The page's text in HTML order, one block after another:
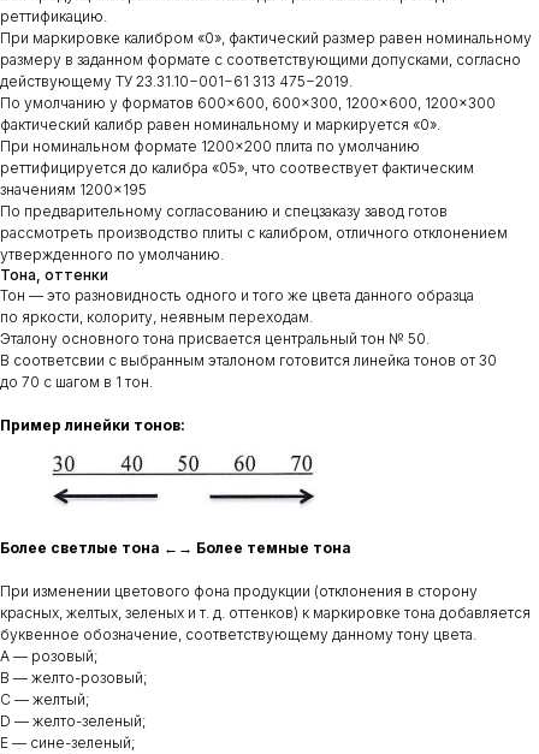
реттификацию.
При маркировке калибром «0», фактический размер равен номинальному
размеру в заданном формате с соответствующими допусками, согласно
действующему ТУ 23.31.10−001−61 313 475−2019.
По умолчанию у форматов 600×600, 600×300, 1200×600, 1200×300
фактический калибр равен номинальному и маркируется «0».
При номинальном формате 1200×200 плита по умолчанию
реттифицируется до калибра «05», что соотвествует фактическим
значениям 1200×195
По предварительному согласованию и спецзаказу завод готов
рассмотреть производство плиты с калибром, отличного отклонением
утвержденного по умолчанию.
Тона, оттенки
Тон — это разновидность одного и того же цвета данного образца
по яркости, колориту, неявным переходам.
Эталону основного тона присвается центральный тон № 50.
В соответсвии с выбранным эталоном готовится линейка тонов от 30
до 70 с шагом в 1 тон.
Пример линейки тонов:
Более светлые тона ←→ Более темные тона
При изменении цветового фона продукции (отклонения в сторону
красных, желтых, зеленых и т. д. оттенков) к маркировке тона добавляется
буквенное обозначение, соответствующему данному тону цвета.
A — розовый;
B — желто-розовый;
С — желтый;
D — желто-зеленый;
E — сине-зеленый;